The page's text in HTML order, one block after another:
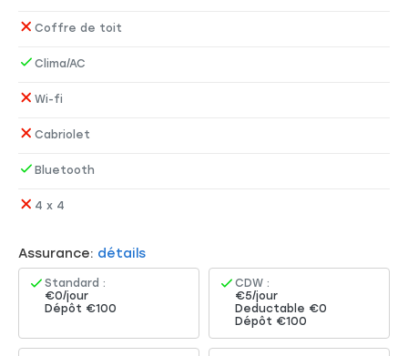
Coffre de toit
Clima/AC
Wi-fi
Cabriolet
Bluetooth
4 x 4
Assurance: détails
Standard :
€0/jour
Dépôt €100
CDW :
€5/jour
Deductable €0
Dépôt €100